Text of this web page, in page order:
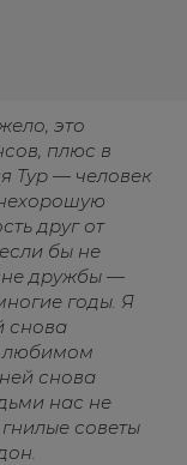
это
плюс в
Тур — человек
друг от
бы не
дружбы —
годы. Я
снова
любимом
снова
нас не
советы